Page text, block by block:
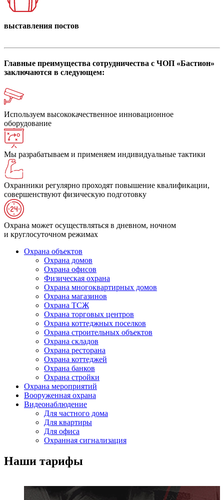
выставления постов
Главные преимущества сотрудничества с ЧОП «Бастион»
заключаются в следующем:
Используем высококачественное инновационное
оборудование
Мы разрабатываем и применяем индивидуальные тактики
Охранники регулярно проходят повышение квалификации,
совершенствуют физическую подготовку
Охрана может осуществляться в дневном, ночном
и круглосуточном режимах
Охрана объектов
Охрана домов
Охрана офисов
Физическая охрана
Охрана многоквартирных домов
Охрана магазинов
Охрана ТСЖ
Охрана торговых центров
Охрана коттеджных поселков
Охрана строительных объектов
Охрана складов
Охрана ресторана
Охрана коттеджей
Охрана банков
Охрана стройки
Охрана мероприятий
Вооруженная охрана
Видеонаблюдение
Для частного дома
Для квартиры
Для офиса
Охранная сигнализация
Наши тарифы